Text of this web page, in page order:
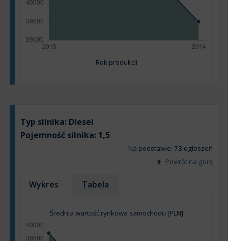
Rok produkcji
Typ silnika: Diesel
Pojemność silnika: 1,5
Na podstawie: 73 ogłoszeń
Powrót na górę
Wykres Tabela
Średnia wartość rynkowa samochodu [PLN]